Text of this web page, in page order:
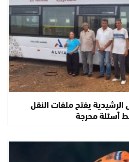
يفتح ملفات النقل
أسئلة محرجة